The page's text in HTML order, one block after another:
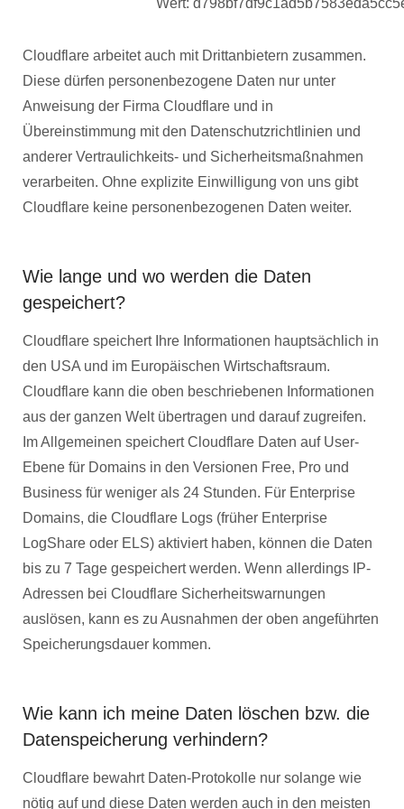
Wert:
Cloudflare arbeitet auch mit Drittanbietern zusammen.
Diese dürfen personenbezogene Daten nur unter
Anweisung der Firma Cloudflare und in
Übereinstimmung mit den Datenschutzrichtlinien und
anderer Vertraulichkeits- und Sicherheitsmaßnahmen
verarbeiten. Ohne explizite Einwilligung von uns gibt
Cloudflare keine personenbezogenen Daten weiter.
Wie lange und wo werden die Daten
gespeichert?
Cloudflare speichert Ihre Informationen hauptsächlich in
den USA und im Europäischen Wirtschaftsraum.
Cloudflare kann die oben beschriebenen Informationen
aus der ganzen Welt übertragen und darauf zugreifen.
Im Allgemeinen speichert Cloudflare Daten auf User-
Ebene für Domains in den Versionen Free, Pro und
Business für weniger als 24 Stunden. Für Enterprise
Domains, die Cloudflare Logs (früher Enterprise
LogShare oder ELS) aktiviert haben, können die Daten
bis zu 7 Tage gespeichert werden. Wenn allerdings IP-
Adressen bei Cloudflare Sicherheitswarnungen
auslösen, kann es zu Ausnahmen der oben angeführten
Speicherungsdauer kommen.
Wie kann ich meine Daten löschen bzw. die
Datenspeicherung verhindern?
Cloudflare bewahrt Daten-Protokolle nur solange wie
nötig auf und diese Daten werden auch in den meisten